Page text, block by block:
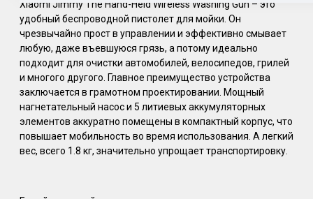
Xiaomi Jimmy The Hand-Held Wireless Washing Gun – это
удобный беспроводной пистолет для мойки. Он
чрезвычайно прост в управлении и эффективно смывает
любую, даже въевшуюся грязь, а потому идеально
подходит для очистки автомобилей, велосипедов, грилей
и многого другого. Главное преимущество устройства
заключается в грамотном проектировании. Мощный
нагнетательный насос и 5 литиевых аккумуляторных
элементов аккуратно помещены в компактный корпус, что
повышает мобильность во время использования. А легкий
вес, всего 1.8 кг, значительно упрощает транспортировку.